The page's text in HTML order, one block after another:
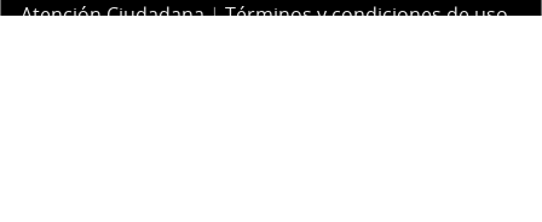
Atención Ciudadana|Términos y condiciones de uso